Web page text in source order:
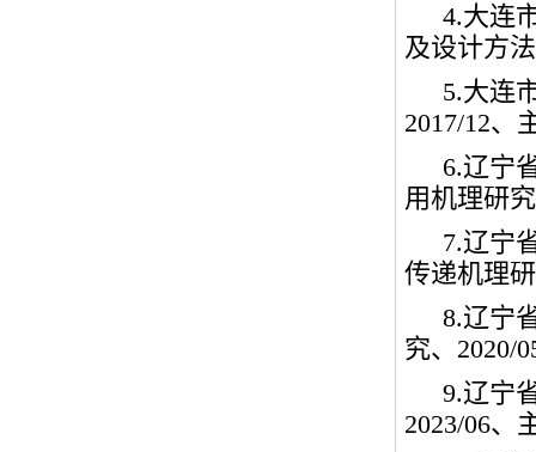
4.大连
及设计方
5.大连
2017/12、
6.辽宁
用机理研
7.辽宁
传递机理
8.辽宁
究、 2020/
9.辽宁
2023/06、